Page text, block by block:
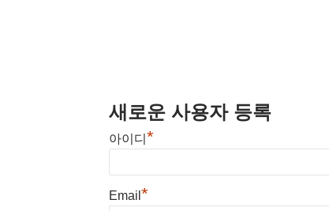
새로운 사용자 등록
아이디 *
Email *